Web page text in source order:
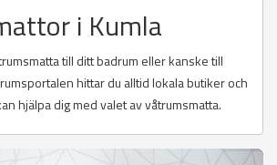
i Kumla
till ditt badrum eller kanske till
hittar du alltid lokala butiker och
hjälpa dig med valet av våtrumsmatta.